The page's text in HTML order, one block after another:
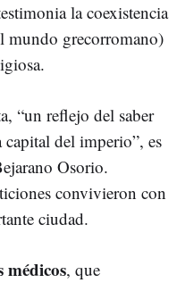
la coexistencia
mundo grecorromano)
“un reflejo del saber
capital del imperio”, es
Osorio.
convivieron con
ciudad.
médicos, que